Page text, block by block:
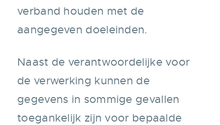
verband houden met de
aangegeven doeleinden.
Naast de verantwoordelijke voor
de verwerking kunnen de
gegevens in sommige gevallen
toegankelijk zijn voor bepaalde